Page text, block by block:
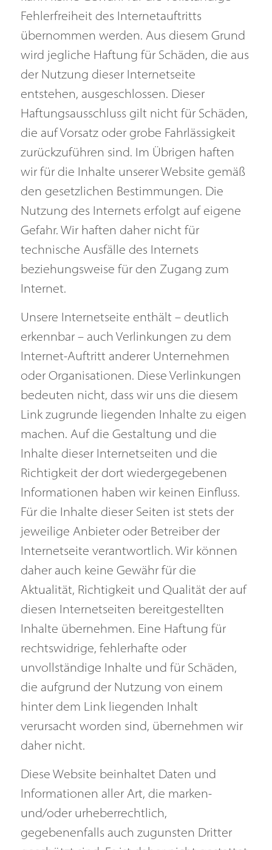
Fehlerfreiheit des Internetauftritts
übernommen werden. Aus diesem Grund
wird jegliche Haftung für Schäden, die aus
der Nutzung dieser Internetseite
entstehen, ausgeschlossen. Dieser
Haftungsausschluss gilt nicht für Schäden,
die auf Vorsatz oder grobe Fahrlässigkeit
zurückzuführen sind. Im Übrigen haften
wir für die Inhalte unserer Website gemäß
den gesetzlichen Bestimmungen. Die
Nutzung des Internets erfolgt auf eigene
Gefahr. Wir haften daher nicht für
technische Ausfälle des Internets
beziehungsweise für den Zugang zum
Internet.
Unsere Internetseite enthält – deutlich
erkennbar – auch Verlinkungen zu dem
Internet-Auftritt anderer Unternehmen
oder Organisationen. Diese Verlinkungen
bedeuten nicht, dass wir uns die diesem
Link zugrunde liegenden Inhalte zu eigen
machen. Auf die Gestaltung und die
Inhalte dieser Internetseiten und die
Richtigkeit der dort wiedergegebenen
Informationen haben wir keinen Einfluss.
Für die Inhalte dieser Seiten ist stets der
jeweilige Anbieter oder Betreiber der
Internetseite verantwortlich. Wir können
daher auch keine Gewähr für die
Aktualität, Richtigkeit und Qualität der auf
diesen Internetseiten bereitgestellten
Inhalte übernehmen. Eine Haftung für
rechtswidrige, fehlerhafte oder
unvollständige Inhalte und für Schäden,
die aufgrund der Nutzung von einem
hinter dem Link liegenden Inhalt
verursacht worden sind, übernehmen wir
daher nicht.
Diese Website beinhaltet Daten und
Informationen aller Art, die marken-
und/oder urheberrechtlich,
gegebenenfalls auch zugunsten Dritter